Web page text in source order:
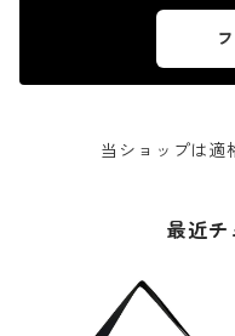
当ショップは適
最近チ